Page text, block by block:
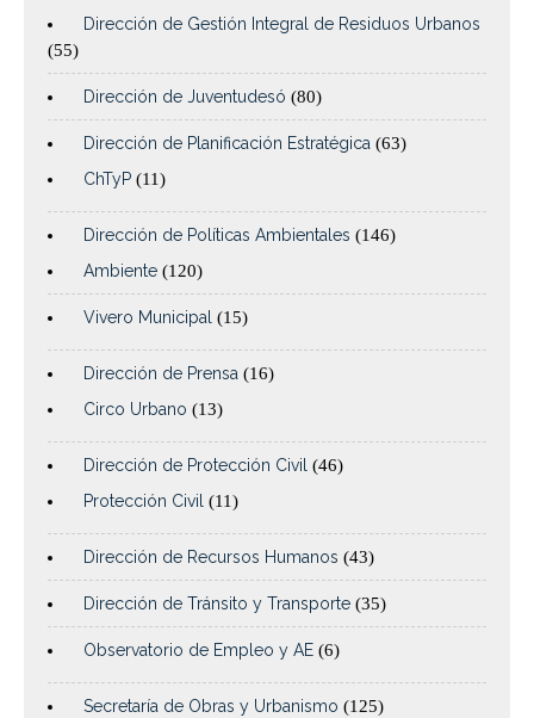
Dirección de Gestión Integral de Residuos Urbanos
(55)
Dirección de Juventudesó (80)
Dirección de Planificación Estratégica (63)
ChTyP (11)
Dirección de Políticas Ambientales (146)
Ambiente (120)
Vivero Municipal (15)
Dirección de Prensa (16)
Circo Urbano (13)
Dirección de Protección Civil (46)
Protección Civil (11)
Dirección de Recursos Humanos (43)
Dirección de Tránsito y Transporte (35)
Observatorio de Empleo y AE (6)
Secretaría de Obras y Urbanismo (125)